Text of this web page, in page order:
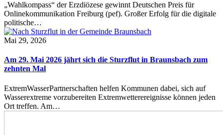
„Wahlkompass“ der Erzdiözese gewinnt Deutschen Preis für
Onlinekommunikation Freiburg (pef). Großer Erfolg für die digitale
politische…
Mai 29, 2026
Am 29. Mai 2026 jährt sich die Sturzflut in Braunsbach zum
zehnten Mal
ExtremWasserPartnerschaften helfen Kommunen dabei, sich auf
Wasserextreme vorzubereiten Extremwetterereignisse können jeden
Ort treffen. Am…